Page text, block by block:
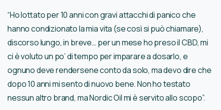
“Ho lottato per 10 anni con gravi attacchi di panico che
hanno condizionato la mia vita (se così si può chiamare),
discorso lungo, in breve… per un mese ho preso il CBD, mi
ci è voluto un po’ di tempo per imparare a dosarlo, e
ognuno deve rendersene conto da solo, ma devo dire che
dopo 10 anni mi sento di nuovo bene. Non ho testato
nessun altro brand, ma Nordic Oil mi è servito allo scopo”.